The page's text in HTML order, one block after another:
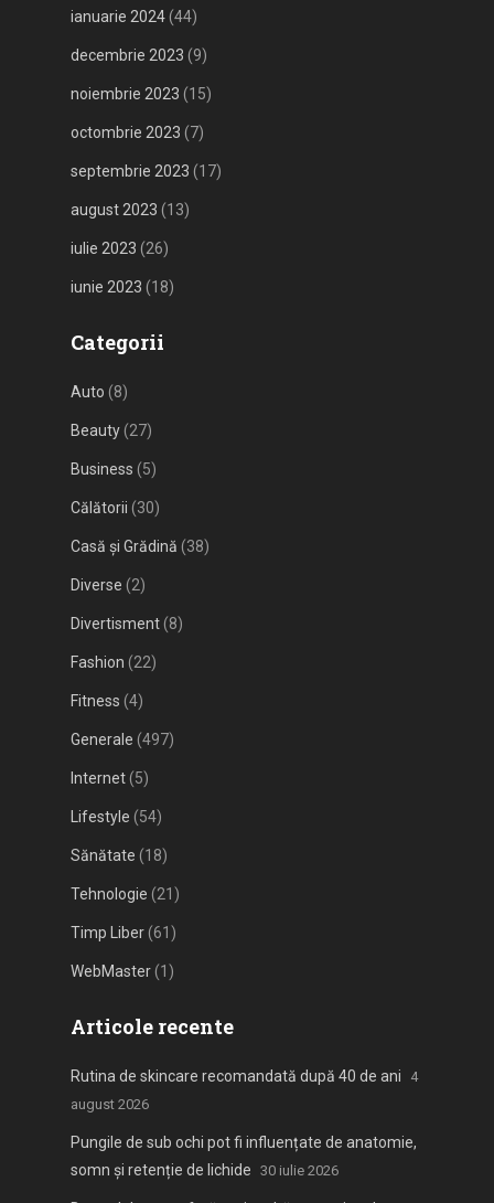
ianuarie 2024(44)
decembrie 2023 (9)
noiembrie 2023 (15)
octombrie 2023 (7)
septembrie 2023 (17)
august 2023 (13)
iulie 2023 (26)
iunie 2023 (18)
Categorii
Auto (8)
Beauty(27)
Business (5)
Călătorii (30)
Casă și Grădină (38)
Diverse (2)
Divertisment(8)
Fashion (22)
Fitness (4)
Generale (497)
Internet(5)
Lifestyle (54)
Sănătate (18)
Tehnologie (21)
Timp Liber(61)
WebMaster(1)
Articole recente
Rutina de skincare recomandată după 40 de ani
4
august 2026
Pungile de sub ochi pot fi influențate de anatomie,
somn și retenție de lichide 30 iulie 2026